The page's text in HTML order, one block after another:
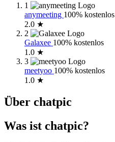
1
anymeeting 100% kostenlos
2.0 ★
2
Galaxee 100% kostenlos
1.0 ★
3
meetyoo 100% kostenlos
1.0 ★
Über chatpic
Was ist chatpic?